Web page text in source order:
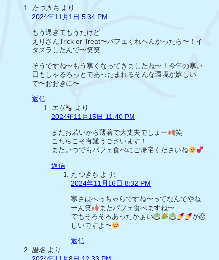
たつきち より:
2024年11月1日 5:34 PM
もう過ぎてもうたけど
えりさんTrick or Treat〜パフェくれへんかったら〜！イ
タズラしたんで〜笑笑
そうですね〜もう寒くなってきましたね〜！今年の寒い
日もしゃるろっとであったまれるそんな環境が嬉しい
で〜おおきに〜
返信
エリ
より:
2024年11月15日 11:40 PM
まだお若いから薄着で大丈夫でしょー
笑
こちらこそ有難うございます！
またいつでもパフェ食べにご帰宅くださいね
返信
たつきち より:
2024年11月16日 8:32 PM
寒さはへっちゃらですね〜ってなんでやね
ーん笑
またパフェ食べますね〜
でもそろそろあったかぁい
が恋
しいですよ〜
返信
匿名 より: